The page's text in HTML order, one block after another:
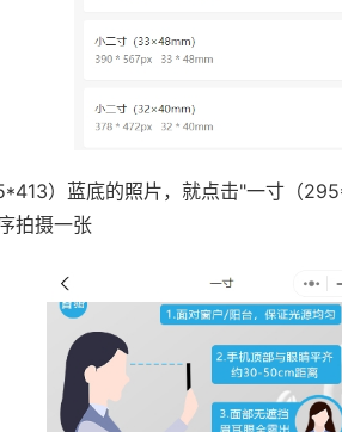
）蓝底的照片，就点击"一寸（
拍摄一张